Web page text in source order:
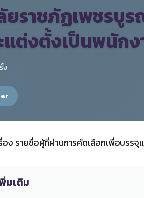
ยราชภัฏเพชรบู
แต่งตั้งเป็นพนั
ง
อง รายชื่อผู้ที่ผ่านการคัดเลือกเพื่อบร
มเติม